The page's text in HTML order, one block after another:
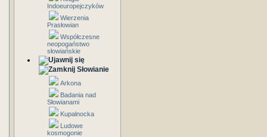
Indoeuropejczyków
Wierzenia
Prasłowian
Współczesne
neopogaństwo
słowiańskie
Słowianie
Arkona
Badania nad
Słowianami
Kupalnocka
Ludowe
kosmogonie